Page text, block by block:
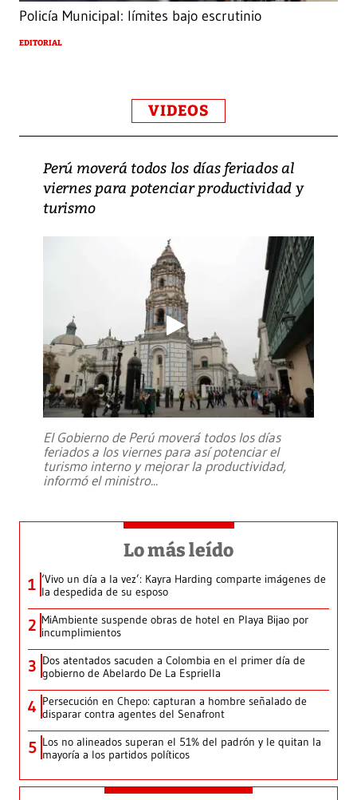
Policía Municipal: límites bajo escrutinio
EDITORIAL
VIDEOS
Perú moverá todos los días feriados al
viernes para potenciar productividad y
turismo
El Gobierno de Perú moverá todos los días
feriados a los viernes para así potenciar el
turismo interno y mejorar la productividad,
informó el ministro...
Lo más leído
1 ‘Vivo un día a la vez’: Kayra Harding comparte imágenes de
la despedida de su esposo
2 MiAmbiente suspende obras de hotel en Playa Bijao por
incumplimientos
3 Dos atentados sacuden a Colombia en el primer día de
gobierno de Abelardo De La Espriella
4 Persecución en Chepo: capturan a hombre señalado de
disparar contra agentes del Senafront
5 Los no alineados superan el 51% del padrón y le quitan la
mayoría a los partidos políticos